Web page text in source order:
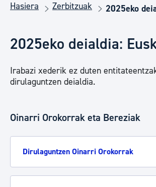
Hasiera Zerbitzuak 2025eko
2025eko deialdia:
Irabazi xederik ez duten
dirulaguntzen deialdia.
Oinarri Orokorrak eta Bereziak
Dirulaguntzen Oinarri Orokorrak